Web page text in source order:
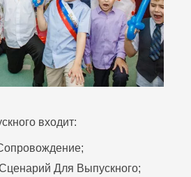
входит:
Для Выпускного;